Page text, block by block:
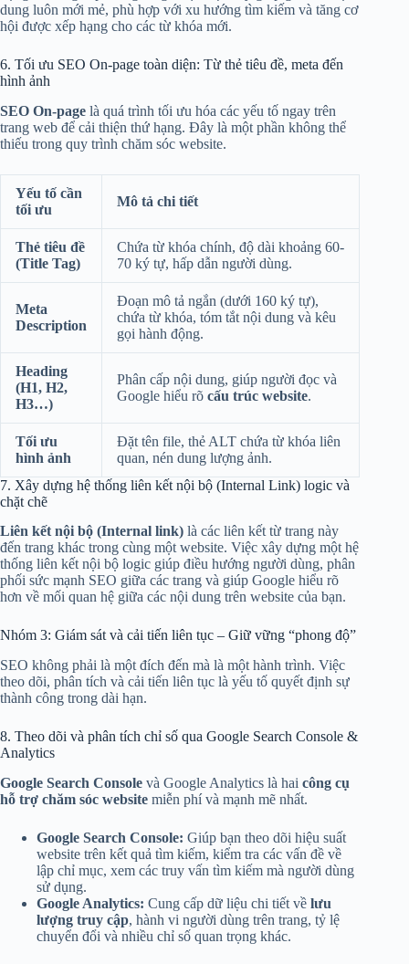
dung luôn mới mẻ, phù hợp với xu hướng tìm kiếm và tăng cơ
hội được xếp hạng cho các từ khóa mới.
6. Tối ưu SEO On-page toàn diện: Từ thẻ tiêu đề, meta đến
hình ảnh
SEO On-page là quá trình tối ưu hóa các yếu tố ngay trên
trang web để cải thiện thứ hạng. Đây là một phần không thể
thiếu trong quy trình chăm sóc website.
Yếu tố cần
tối ưu
Mô tả chi tiết
Thẻ tiêu đề
(Title Tag)
Chứa từ khóa chính, độ dài khoảng 60-
70 ký tự, hấp dẫn người dùng.
Meta
Description
Đoạn mô tả ngắn (dưới 160 ký tự),
chứa từ khóa, tóm tắt nội dung và kêu
gọi hành động.
Heading
(H1, H2,
H3…)
Phân cấp nội dung, giúp người đọc và
Google hiểu rõ cấu trúc website.
Tối ưu
hình ảnh
Đặt tên file, thẻ ALT chứa từ khóa liên
quan, nén dung lượng ảnh.
7. Xây dựng hệ thống liên kết nội bộ (Internal Link) logic và
chặt chẽ
Liên kết nội bộ (Internal link) là các liên kết từ trang này
đến trang khác trong cùng một website. Việc xây dựng một hệ
thống liên kết nội bộ logic giúp điều hướng người dùng, phân
phối sức mạnh SEO giữa các trang và giúp Google hiểu rõ
hơn về mối quan hệ giữa các nội dung trên website của bạn.
Nhóm 3: Giám sát và cải tiến liên tục – Giữ vững “phong độ”
SEO không phải là một đích đến mà là một hành trình. Việc
theo dõi, phân tích và cải tiến liên tục là yếu tố quyết định sự
thành công trong dài hạn.
8. Theo dõi và phân tích chỉ số qua Google Search Console &
Analytics
Google Search Console và Google Analytics là hai công cụ
hỗ trợ chăm sóc website miễn phí và mạnh mẽ nhất.
Google Search Console: Giúp bạn theo dõi hiệu suất
website trên kết quả tìm kiếm, kiểm tra các vấn đề về
lập chỉ mục, xem các truy vấn tìm kiếm mà người dùng
sử dụng.
Google Analytics: Cung cấp dữ liệu chi tiết về lưu
lượng truy cập, hành vi người dùng trên trang, tỷ lệ
chuyển đổi và nhiều chỉ số quan trọng khác.